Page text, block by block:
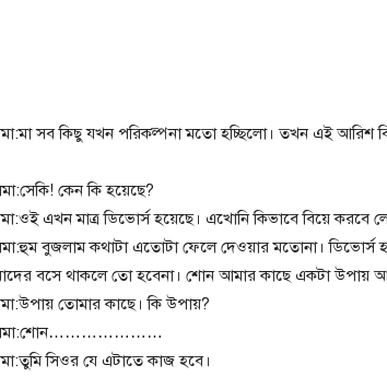
সব কিছু যখন পরিকল্পনা মতো হচ্ছিলো। তখন এই আরিশ
কেন কি হয়েছে?
এখন মাত্র ডিভোর্স হয়েছে। এখোনি কিভাবে বিয়ে করবে
বুজলাম কথাটা এতোটা ফেলে দেওয়ার মতোনা। ডিভোর্স
বসে থাকলে তো হবেনা। শোন আমার কাছে একটা উপায়
তোমার কাছে। কি উপায়?
সিওর যে এটাতে কাজ হবে।